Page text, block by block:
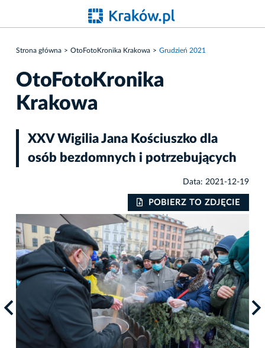
Strona główna OtoFotoKronika Krakowa Grudzień 2021
OtoFotoKronika
Krakowa
XXV Wigilia Jana Kościuszko dla
osób bezdomnych i potrzebujących
Data: 2021-12-19
POBIERZ TO ZDJĘCIE